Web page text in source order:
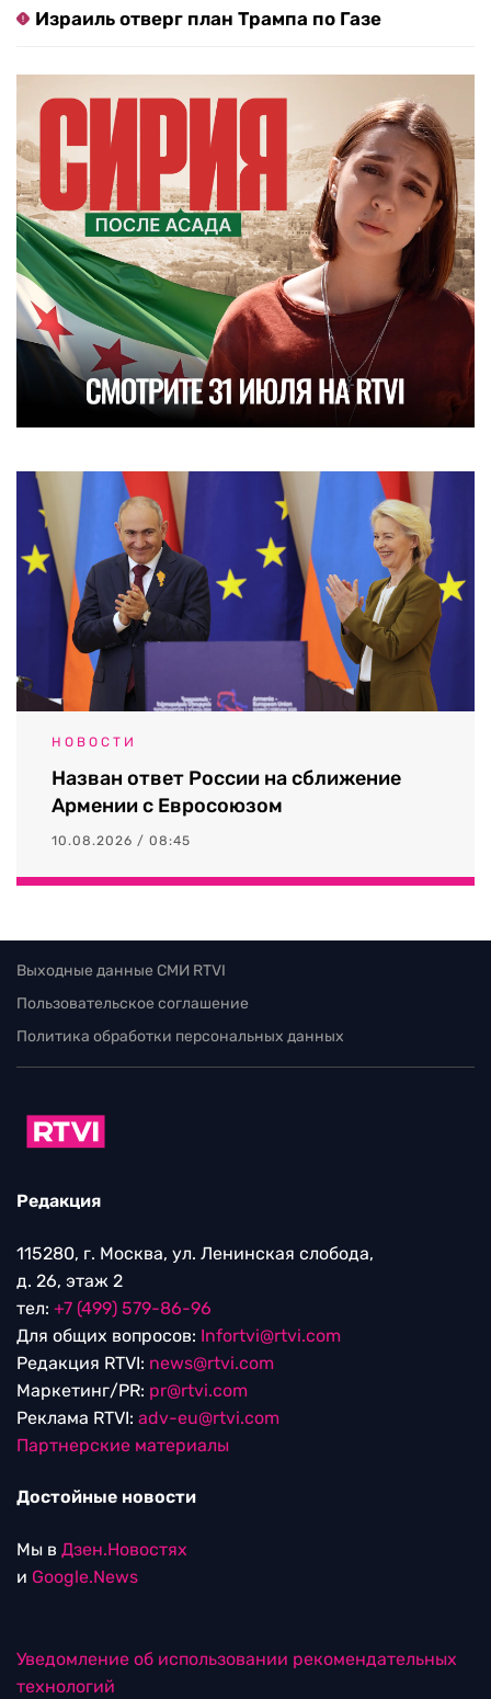
Израиль отверг план Трампа по Газе
НОВОСТИ
Назван ответ России на сближение
Армении с Евросоюзом
10.08.2026 / 08:45
Выходные данные СМИ RTVI
Пользовательское соглашение
Политика обработки персональных данных
Редакция
115280, г. Москва, ул. Ленинская слобода,
д. 26, этаж 2
тел: +7 (499) 579-86-96
Для общих вопросов: Infortvi@rtvi.com
Редакция RTVI: news@rtvi.com
Маркетинг/PR: pr@rtvi.com
Реклама RTVI: adv-eu@rtvi.com
Партнерские материалы
Достойные новости
Мы в Дзен.Новостях
и Google.News
Уведомление об использовании рекомендательных
технологий